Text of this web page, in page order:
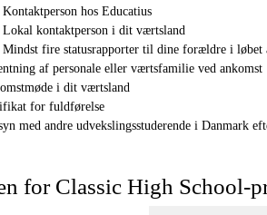
Kontaktperson hos Educatius
Lokal kontaktperson i dit værtsland
Mindst fire statusrapporter til dine forældre i løbet
af personale eller værtsfamilie ved ankomst
i dit værtsland
for fuldførelse
med andre udvekslingsstuderende i Danmark
for Classic High School-